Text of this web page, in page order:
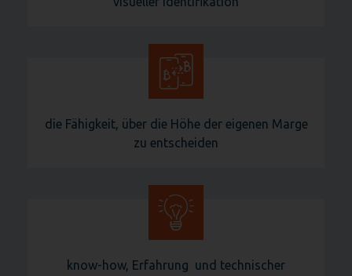
die Fähigkeit, über die Höhe der eigenen Marge
zu entscheiden
know-how, Erfahrung und technischer